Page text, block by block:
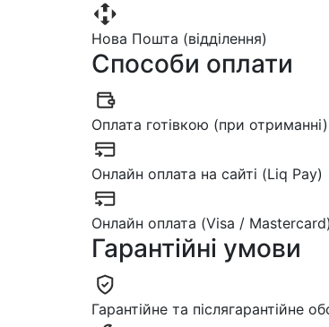
Нова Пошта (відділення)
Способи оплати
Оплата готівкою (при отриманні)
Онлайн оплата на сайті (Liq Pay)
Онлайн оплата (Visa / Mastercard)
Гарантійні умови
Гарантійне та післягарантійне